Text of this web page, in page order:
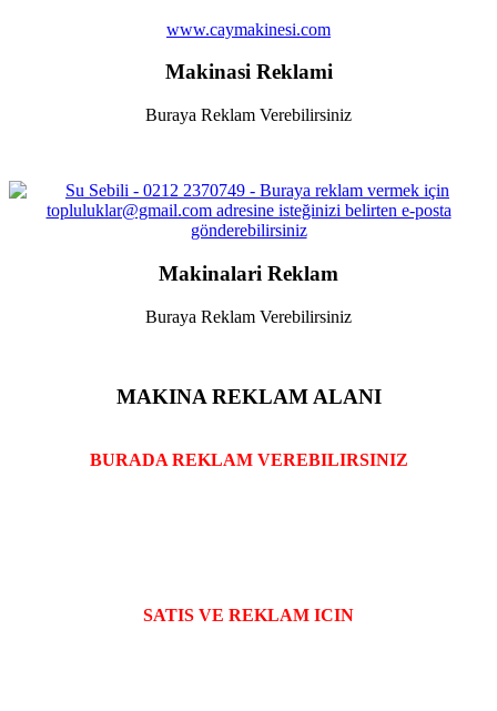
www.caymakinesi.com
Makinasi Reklami
Buraya Reklam Verebilirsiniz
Makinalari Reklam
Buraya Reklam Verebilirsiniz
MAKINA REKLAM ALANI
BURADA REKLAM VEREBILIRSINIZ
SATIS VE REKLAM ICIN